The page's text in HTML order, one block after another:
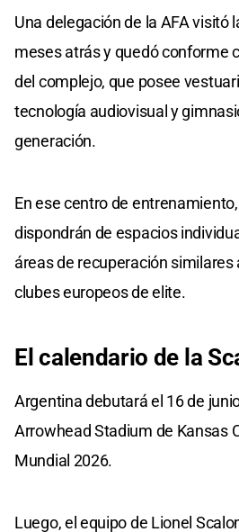
Una delegación de la AFA visitó
meses atrás y quedó conforme
del complejo, que posee
tecnología audiovisual y
generación.
En ese centro de
dispondrán de espacios
áreas de recuperación similares
clubes europeos de elite.
El calendario de la
Argentina debutará el 16 de
Arrowhead Stadium de Kansas
Mundial 2026.
Luego, el equipo de Lionel